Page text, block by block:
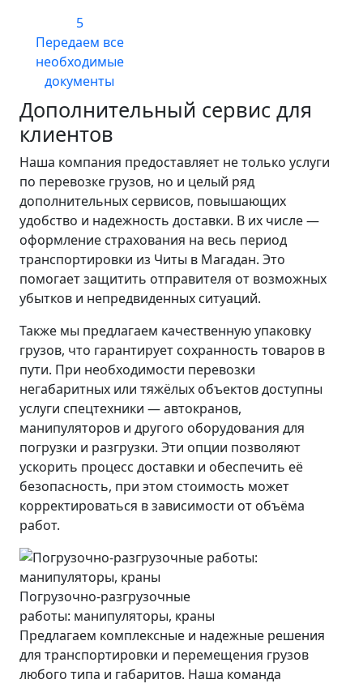
5
Передаем все
необходимые
документы
Дополнительный сервис для
клиентов
Наша компания предоставляет не только услуги
по перевозке грузов, но и целый ряд
дополнительных сервисов, повышающих
удобство и надежность доставки. В их числе —
оформление страхования на весь период
транспортировки из Читы в Магадан. Это
помогает защитить отправителя от возможных
убытков и непредвиденных ситуаций.
Также мы предлагаем качественную упаковку
грузов, что гарантирует сохранность товаров в
пути. При необходимости перевозки
негабаритных или тяжёлых объектов доступны
услуги спецтехники — автокранов,
манипуляторов и другого оборудования для
погрузки и разгрузки. Эти опции позволяют
ускорить процесс доставки и обеспечить её
безопасность, при этом стоимость может
корректироваться в зависимости от объёма
работ.
Погрузочно-разгрузочные
работы: манипуляторы, краны
Предлагаем комплексные и надежные решения
для транспортировки и перемещения грузов
любого типа и габаритов. Наша команда